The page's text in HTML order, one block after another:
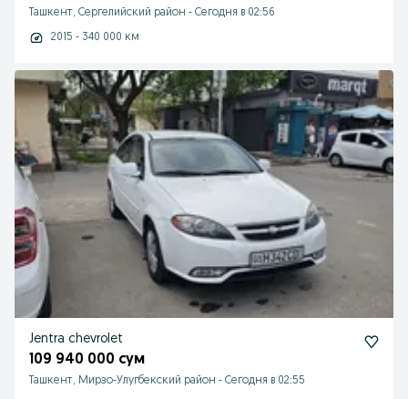
Ташкент, Сергелийский район - Сегодня в 02:56
2015 - 340 000 км
Jentra chevrolet
109 940 000 сум
Ташкент, Мирзо-Улугбекский район - Сегодня в 02:55